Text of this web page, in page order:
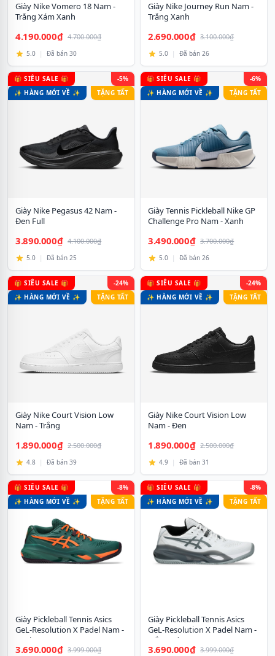
Giày Nike Vomero 18 Nam -
Trắng Xám Xanh
4.190.000₫ 4.700.000₫
5.0 | Đã bán 30
Giày Nike Journey Run Nam -
Trắng Xanh
2.690.000₫ 3.100.000₫
5.0 | Đã bán 26
🎁 SIÊU SALE 🎁
✨ HÀNG MỚI VỀ ✨
-5%
TẶNG TẤT
Giày Nike Pegasus 42 Nam -
Đen Full
3.890.000₫ 4.100.000₫
5.0 | Đã bán 25
🎁 SIÊU SALE 🎁
✨ HÀNG MỚI VỀ ✨
-6%
TẶNG TẤT
Giày Tennis Pickleball Nike GP
Challenge Pro Nam - Xanh
3.490.000₫ 3.700.000₫
5.0 | Đã bán 26
🎁 SIÊU SALE 🎁
✨ HÀNG MỚI VỀ ✨
-24%
TẶNG TẤT
Giày Nike Court Vision Low
Nam - Trắng
1.890.000₫ 2.500.000₫
4.8 | Đã bán 39
🎁 SIÊU SALE 🎁
✨ HÀNG MỚI VỀ ✨
-24%
TẶNG TẤT
Giày Nike Court Vision Low
Nam - Đen
1.890.000₫ 2.500.000₫
4.9 | Đã bán 31
🎁 SIÊU SALE 🎁
✨ HÀNG MỚI VỀ ✨
-8%
TẶNG TẤT
Giày Pickleball Tennis Asics
GeL-Resolution X Padel Nam -
Xanh Cam
3.690.000₫ 3.999.000₫
🎁 SIÊU SALE 🎁
✨ HÀNG MỚI VỀ ✨
-8%
TẶNG TẤT
Giày Pickleball Tennis Asics
GeL-Resolution X Padel Nam -
Trắng Xám
3.690.000₫ 3.999.000₫